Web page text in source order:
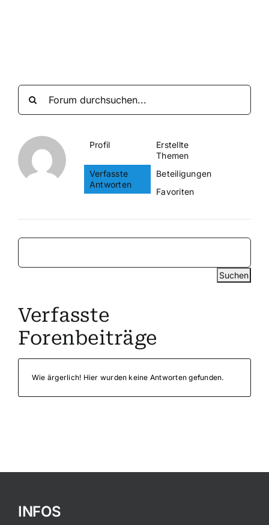
Profil
Erstellte
Themen
Verfasste
Antworten
Beteiligungen
Favoriten
Verfasste
Forenbeiträge
Wie ärgerlich! Hier wurden keine Antworten gefunden.
INFOS